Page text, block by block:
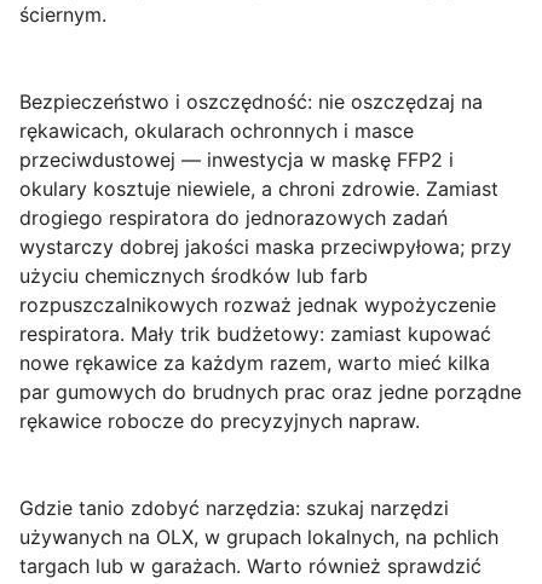
ściernym.
Bezpieczeństwo i oszczędność: nie oszczędzaj na
rękawicach, okularach ochronnych i masce
przeciwdustowej — inwestycja w maskę FFP2 i
okulary kosztuje niewiele, a chroni zdrowie. Zamiast
drogiego respiratora do jednorazowych zadań
wystarczy dobrej jakości maska przeciwpyłowa; przy
użyciu chemicznych środków lub farb
rozpuszczalnikowych rozważ jednak wypożyczenie
respiratora. Mały trik budżetowy: zamiast kupować
nowe rękawice za każdym razem, warto mieć kilka
par gumowych do brudnych prac oraz jedne porządne
rękawice robocze do precyzyjnych napraw.
Gdzie tanio zdobyć narzędzia: szukaj narzędzi
używanych na OLX, w grupach lokalnych, na pchlich
targach lub w garażach. Warto również sprawdzić